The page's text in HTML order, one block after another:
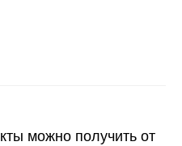
можно получить от